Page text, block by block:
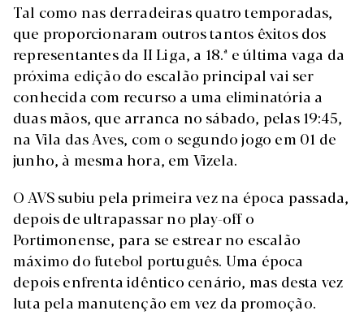
Tal como nas derradeiras quatro temporadas,
que proporcionaram outros tantos êxitos dos
representantes da II Liga, a 18.ª e última vaga da
próxima edição do escalão principal vai ser
conhecida com recurso a uma eliminatória a
duas mãos, que arranca no sábado, pelas 19:45,
na Vila das Aves, com o segundo jogo em 01 de
junho, à mesma hora, em Vizela.
O AVS subiu pela primeira vez na época passada,
depois de ultrapassar no play-off o
Portimonense, para se estrear no escalão
máximo do futebol português. Uma época
depois enfrenta idêntico cenário, mas desta vez
luta pela manutenção em vez da promoção.